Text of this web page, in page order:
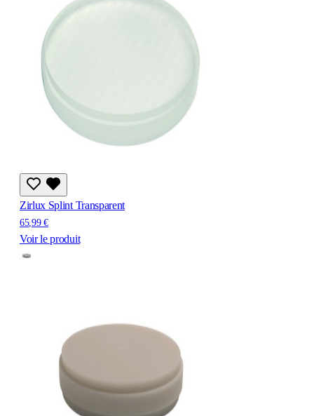
Zirlux Splint Transparent
65,99 €
Voir le produit